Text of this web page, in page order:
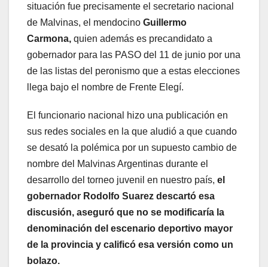
situación fue precisamente el secretario nacional
de Malvinas, el mendocino Guillermo
Carmona, quien además es precandidato a
gobernador para las PASO del 11 de junio por una
de las listas del peronismo que a estas elecciones
llega bajo el nombre de Frente Elegí.
El funcionario nacional hizo una publicación en
sus redes sociales en la que aludió a que cuando
se desató la polémica por un supuesto cambio de
nombre del Malvinas Argentinas durante el
desarrollo del torneo juvenil en nuestro país, el
gobernador Rodolfo Suarez descartó esa
discusión, aseguró que no se modificaría la
denominación del escenario deportivo mayor
de la provincia y calificó esa versión como un
bolazo.